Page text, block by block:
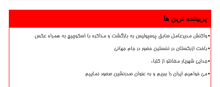
پربیننده ترین ها
واکنش مدیرعامل سابق پرسپولیس به بازگشت و مذاکره با اسکوچیچ به همراه عکس
باخت ازبکستان در نخستین حضور در جام جهانی
جدایی شهریار مغانلو از کلباء
می خواهیم ایران را ببریم و به عنوان صدرنشین صعود نماییم